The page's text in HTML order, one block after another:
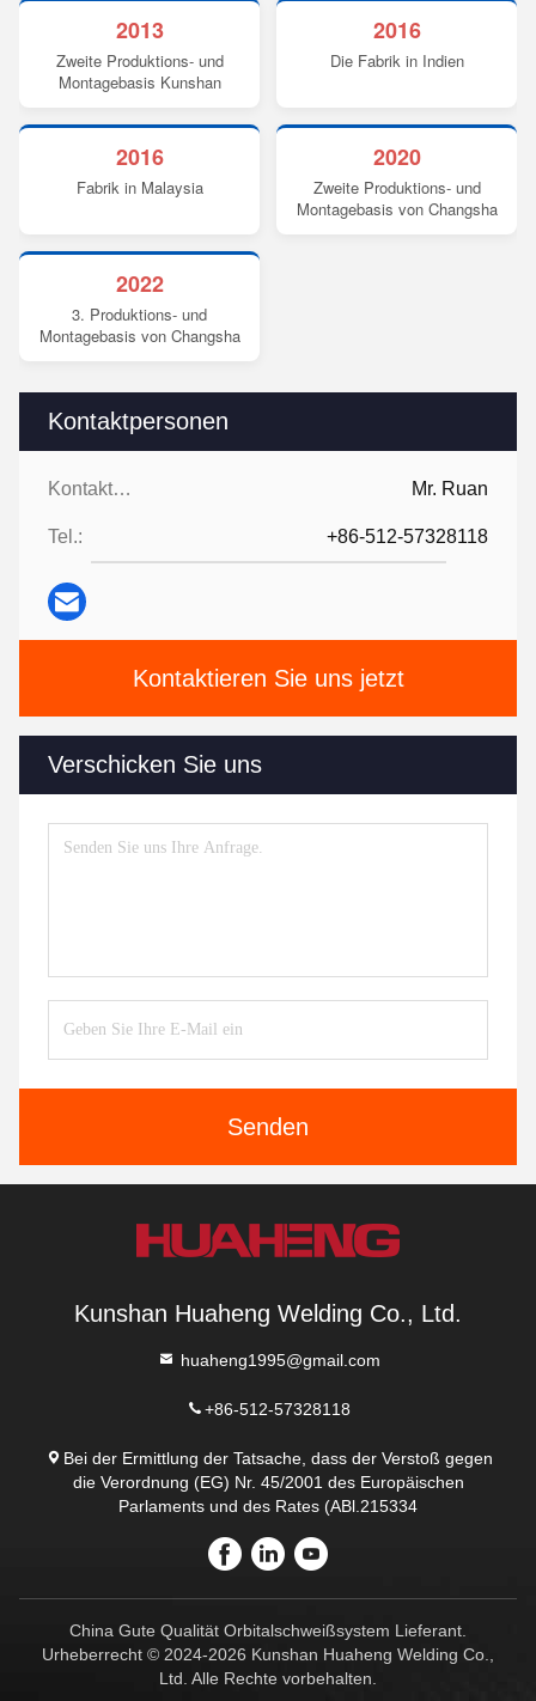
Kontaktpersonen
Kontaktpersonen: Mr. Ruan
Tel.: +86-512-57328118
Kontaktieren Sie uns jetzt
Verschicken Sie uns
Senden
2013
Zweite Produktions- und
Montagebasis Kunshan
2016
Die Fabrik in Indien
2016
Fabrik in Malaysia
2020
Zweite Produktions- und
Montagebasis von Changsha
2022
3. Produktions- und
Montagebasis von Changsha
Kunshan Huaheng Welding Co., Ltd.
huaheng1995@gmail.com
+86-512-57328118
Bei der Ermittlung der Tatsache, dass der Verstoß gegen
die Verordnung (EG) Nr. 45/2001 des Europäischen
Parlaments und des Rates (ABl.215334
China Gute Qualität Orbitalschweißsystem Lieferant.
Urheberrecht © 2024-2026 Kunshan Huaheng Welding Co.,
Ltd. Alle Rechte vorbehalten.